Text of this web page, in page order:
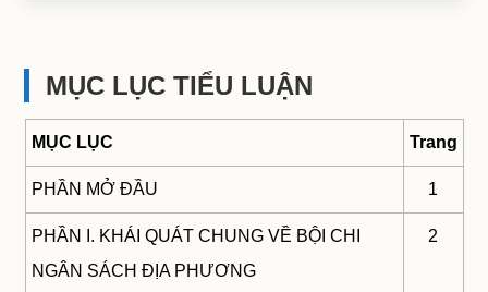
MỤC LỤC TIỂU LUẬN
MỤC LỤC Trang
PHẦN MỞ ĐẦU 1
PHẦN I. KHÁI QUÁT CHUNG VỀ BỘI CHI
NGÂN SÁCH ĐỊA PHƯƠNG
2